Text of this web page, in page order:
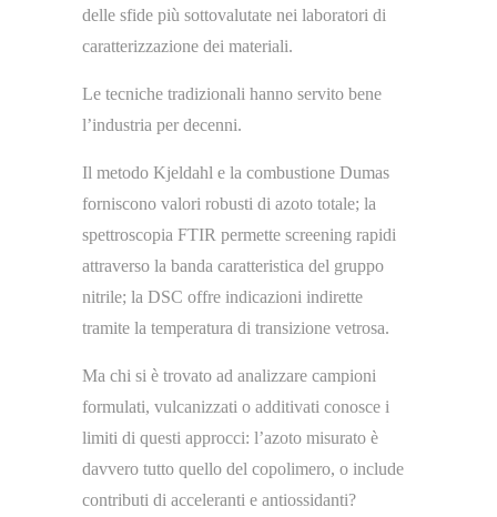
delle sfide più sottovalutate nei laboratori di
caratterizzazione dei materiali.
Le tecniche tradizionali hanno servito bene
l’industria per decenni.
Il metodo Kjeldahl e la combustione Dumas
forniscono valori robusti di azoto totale; la
spettroscopia FTIR permette screening rapidi
attraverso la banda caratteristica del gruppo
nitrile; la DSC offre indicazioni indirette
tramite la temperatura di transizione vetrosa.
Ma chi si è trovato ad analizzare campioni
formulati, vulcanizzati o additivati conosce i
limiti di questi approcci: l’azoto misurato è
davvero tutto quello del copolimero, o include
contributi di acceleranti e antiossidanti?